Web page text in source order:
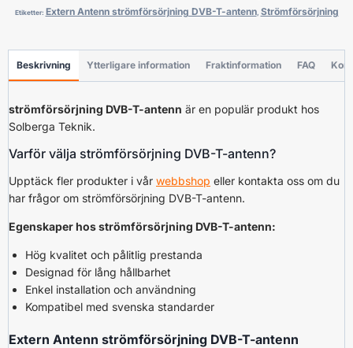
Etiketter: Extern Antenn strömförsörjning DVB-T-antenn, Strömförsörjning
Beskrivning Ytterligare information Fraktinformation FAQ
strömförsörjning DVB-T-antenn är en populär produkt hos
Solberga Teknik.
Varför välja strömförsörjning DVB-T-antenn?
Upptäck fler produkter i vår webbshop eller kontakta oss om du
har frågor om strömförsörjning DVB-T-antenn.
Egenskaper hos strömförsörjning DVB-T-antenn:
Hög kvalitet och pålitlig prestanda
Designad för lång hållbarhet
Enkel installation och användning
Kompatibel med svenska standarder
Extern Antenn strömförsörjning DVB-T-antenn